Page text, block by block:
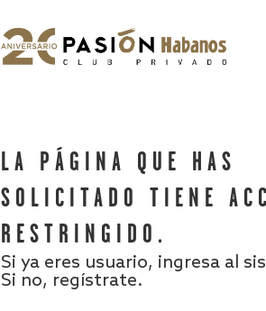
LA PÁGINA QUE HAS
SOLICITADO TIENE
RESTRINGIDO.
Si ya eres usuario, ingresa al
Si no, regístrate.